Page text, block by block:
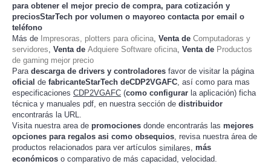
para obtener el mejor precio de compra, para cotización y
preciosStarTech por volumen o mayoreo contacta por email o
teléfono
Más de Impresoras, plotters para oficina Venta de Computadoras y
servidores Venta de Adquiere Software oficina Venta de Productos
de gaming mejor precio
Para descarga de drivers y controladores favor de visitar la página
oficial de fabricanteStarTech deCDP2VGAFC , así como para mas
especificaciones CDP2VGAFC (como configurar la aplicación) ficha
técnica y manuales pdf, en nuestra sección de distribuidor
encontrarás la URL.
Visita nuestra area de promociones donde encontrarás las mejores
opciones para regalos asi como obsequios, revisa nuestra área de
productos relacionados para ver artículos similares, más
económicos o comparativo de más capacidad, velocidad.